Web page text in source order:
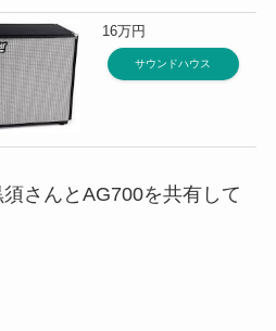
16万円
サウンドハウス
さんとAG700を共有して